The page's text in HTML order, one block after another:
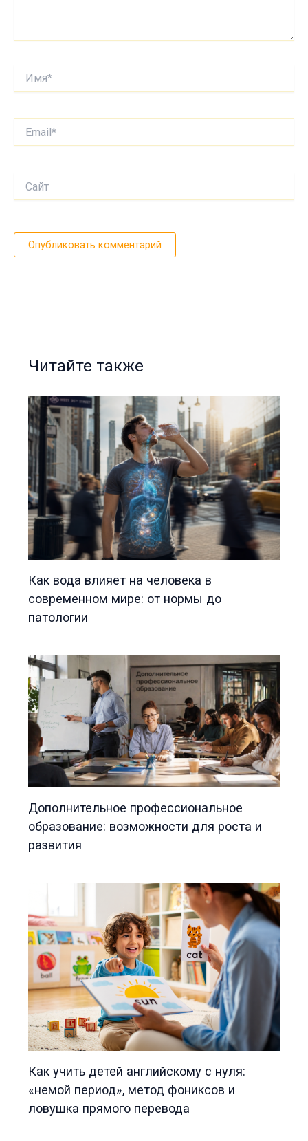
Читайте также
Как вода влияет на человека в
современном мире: от нормы до
патологии
Дополнительное профессиональное
образование: возможности для роста и
развития
Как учить детей английскому с нуля:
«немой период», метод фониксов и
ловушка прямого перевода